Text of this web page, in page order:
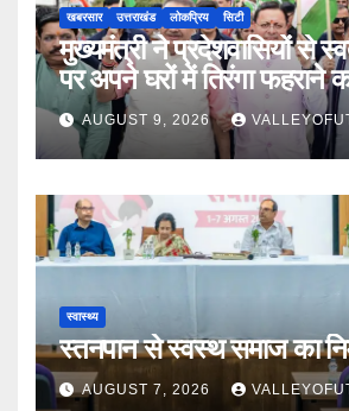
खबरसार उत्तराखंड लोकप्रिय सिटी
मुख्यमंत्री ने प्रदेशवासियों से
पर अपने घरों में तिरंगा फहराने
आवाह्न
AUGUST 9, 2026
स्वास्थ्य
स्तनपान से स्वस्थ समाज का
AUGUST 7, 2026